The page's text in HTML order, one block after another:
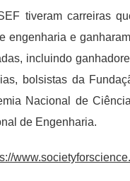
tiveram carreiras
engenharia e
incluindo
bolsistas da
Nacional de
de Engenharia.